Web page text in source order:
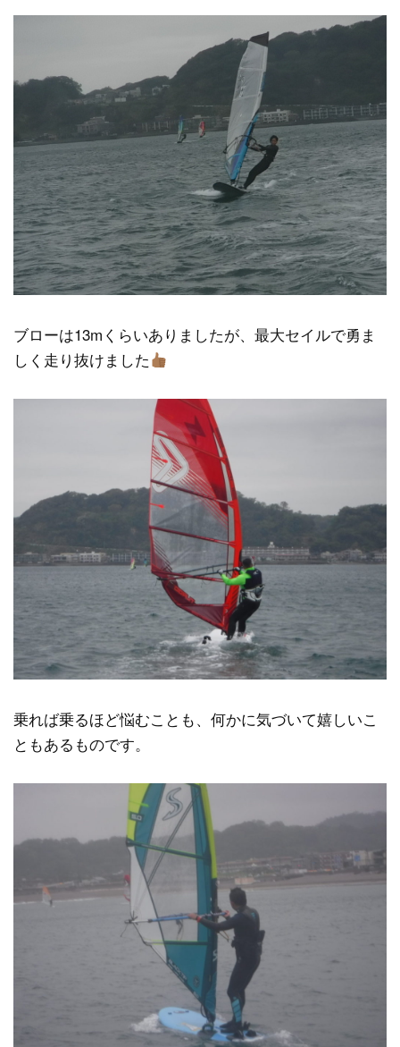
ブローは13mくらいありましたが、最大セイルで勇ま
しく走り抜けました
乗れば乗るほど悩むことも、何かに気づいて嬉しいこ
ともあるものです。